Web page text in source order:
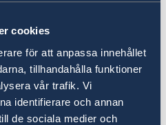
cookies
för att anpassa innehållet
tillhandahålla funktioner
vår trafik. Vi
identifierare och annan
de sociala medier och
in
or relative in
a residence permit.